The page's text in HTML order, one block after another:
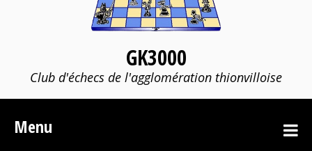
GK3000
Club d'échecs de l'agglomération thionvilloise
Menu